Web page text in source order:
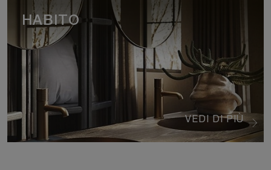
VEDI DI PIÙ
HABITO